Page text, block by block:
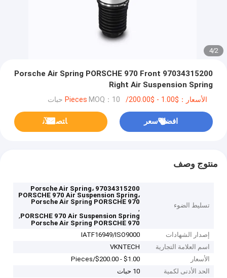
2
/
4
97034315200 Porsche Air Spring PORSCHE 970 Front
Right Air Suspension Spring
الأسعار：$1.00 - $200.00/Pieces MOQ：10 حبات
افضل سعر ﺎﺘﺼﻟ ﺍﻶﻧ
منتوج وصف
تسليط الضوء
97034315200 Porsche Air Spring،
PORSCHE 970 Air Suspension Spring،
Porsche Air Spring PORSCHE 970
,
PORSCHE 970 Air Suspension Spring
,
Porsche Air Spring PORSCHE 970
إصدار الشهادات
IATF16949/ISO9000
اسم العلامة التجارية
VKNTECH
الأسعار
$1.00 - $200.00/Pieces
الحد الأدنى لكمية
10 حبات